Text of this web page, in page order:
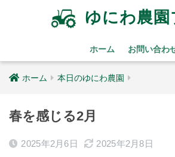
ゆにわ農
ホーム お問い合わ
ホーム 本日のゆにわ農園
春を感じる2月
2025年2月6日 2025年2月8日